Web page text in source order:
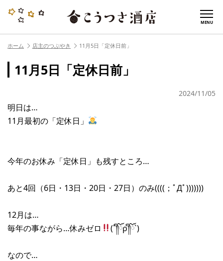
MENU
ホーム 店主のつぶやき 11月5日「定休日前」
11月5日「定休日前」
2024/11/05
明日は…
11月最初の「定休日」
今年のお休み「定休日」も残すところ…
あと4回（6日・13日・20日・27日）のみ((((；ﾟДﾟ)))))))
12月は…
毎年の事ながら…休みゼロ
(´༎ຶོρ༎ຶོ`)
なので…